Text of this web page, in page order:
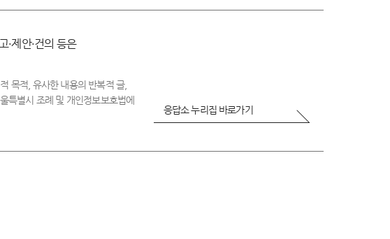
·제안·건의 등은
목적, 유사한 내용의 반복적 글,
특별시 조례 및 개인정보보호법에
응답소 누리집 바로가기